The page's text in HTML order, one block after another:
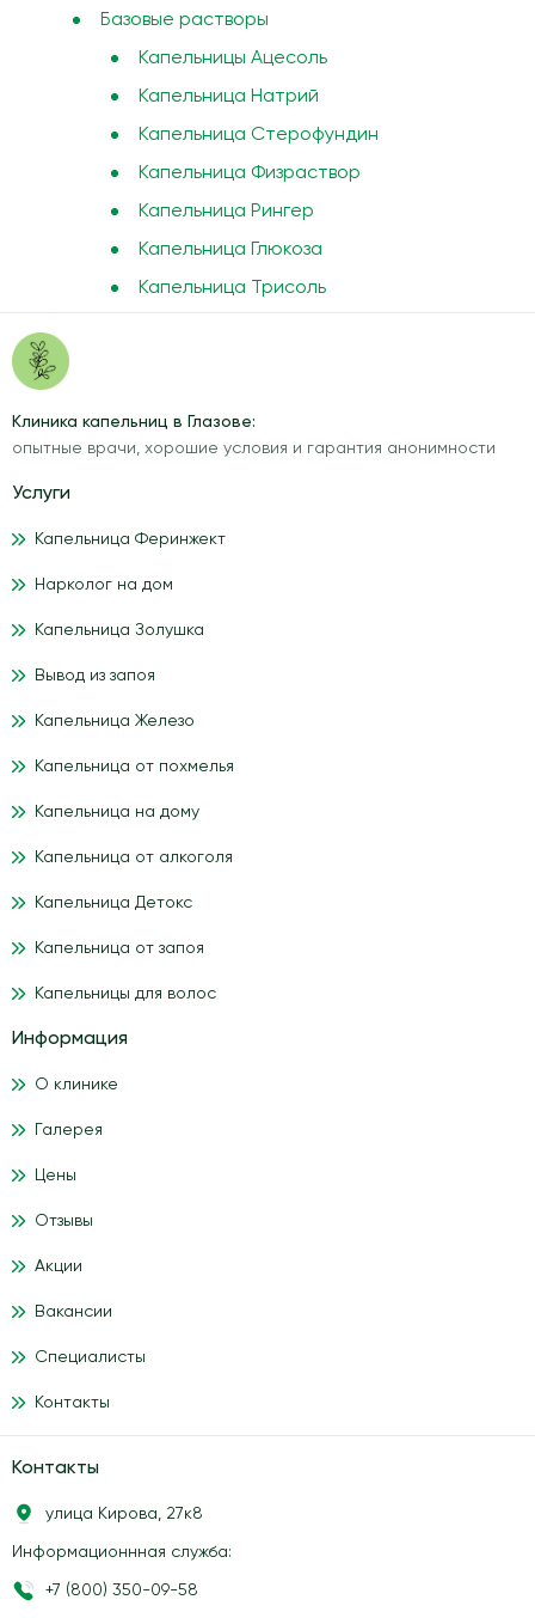
Базовые растворы
Капельницы Ацесоль
Капельница Натрий
Капельница Стерофундин
Капельница Физраствор
Капельница Рингер
Капельница Глюкоза
Капельница Трисоль
Клиника капельниц в Глазове:
опытные врачи, хорошие условия и гарантия анонимности
Услуги
Капельница Феринжект
Нарколог на дом
Капельница Золушка
Вывод из запоя
Капельница Железо
Капельница от похмелья
Капельница на дому
Капельница от алкоголя
Капельница Детокс
Капельница от запоя
Капельницы для волос
Информация
О клинике
Галерея
Цены
Отзывы
Акции
Вакансии
Специалисты
Контакты
Контакты
улица Кирова, 27к8
Информационнная служба:
+7 (800) 350-09-58